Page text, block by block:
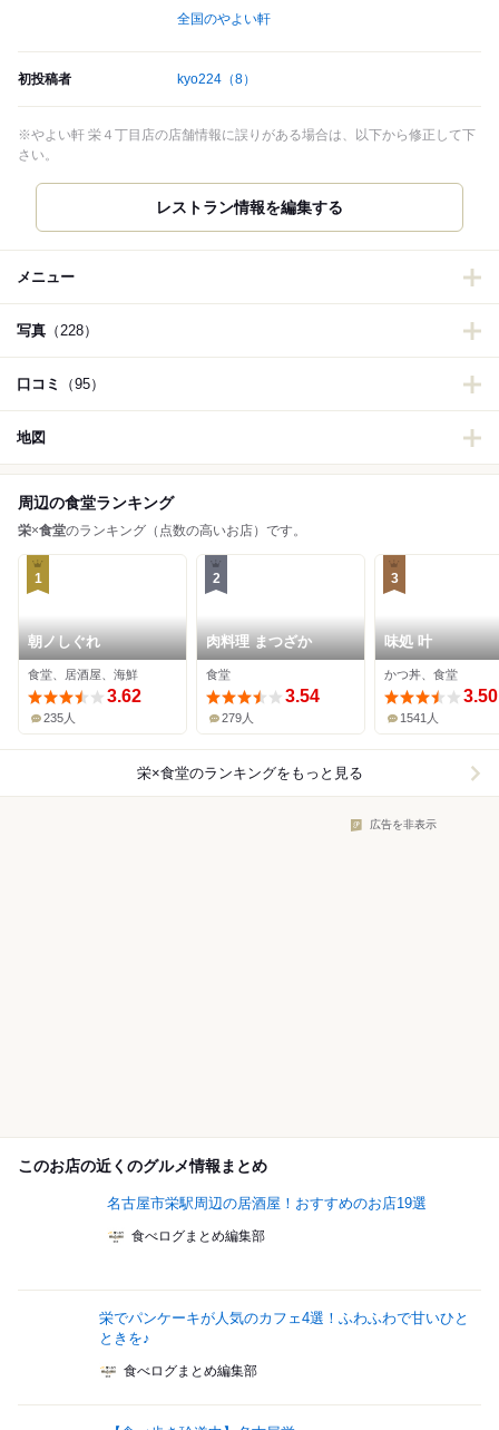
全国のやよい軒
初投稿者 kyo224 （8）
※やよい軒 栄４丁目店の店舗情報に誤りがある場合は、以下から修正して下
さい。
レストラン情報を編集する
メニュー
写真 （228）
口コミ （95）
地図
周辺の食堂ランキング
栄×食堂のランキング（点数の高いお店）です。
1
朝ノしぐれ
食堂、居酒屋、海鮮
3.62
235人
2
肉料理 まつざか
食堂
3.54
279人
3
味処 叶
かつ丼、食堂
3.50
1541人
栄×食堂のランキングをもっと見る
広告を非表示
このお店の近くのグルメ情報まとめ
名古屋市栄駅周辺の居酒屋！おすすめのお店19選
食べログまとめ編集部
栄でパンケーキが人気のカフェ4選！ふわふわで甘いひと
ときを♪
食べログまとめ編集部